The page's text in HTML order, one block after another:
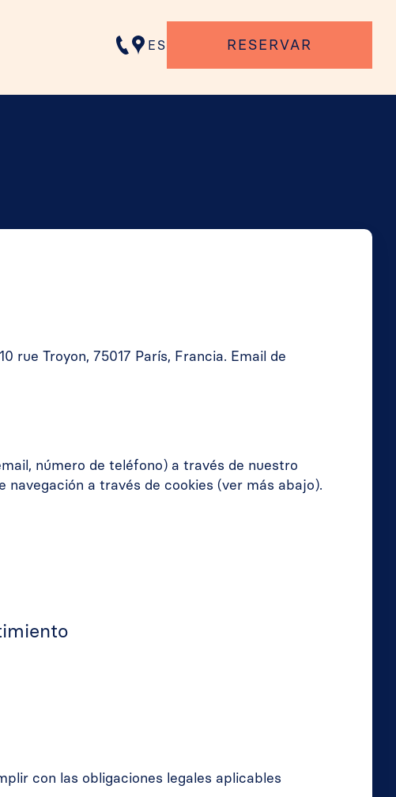
ES RESERVAR
rue Troyon, 75017 París, Francia. Email de
número de teléfono) a través de nuestro
a través de cookies (ver más abajo).
con las obligaciones legales aplicables